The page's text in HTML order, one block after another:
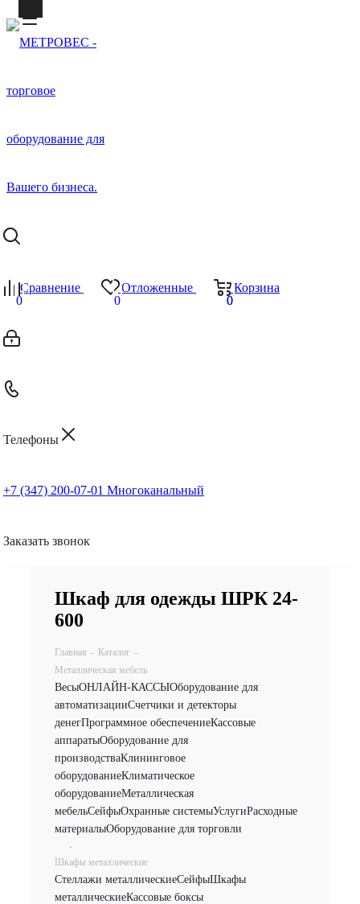
Сравнение
0
Отложенные
0
Корзина
0
0
Телефоны
+7 (347) 200-07-01 Многоканальный
Заказать звонок
Шкаф для одежды ШРК 24-
600
Главная - Каталог -
Металлическая мебель
ВесыОНЛАЙН-КАССЫОборудование для
автоматизацииСчетчики и детекторы
денегПрограммное обеспечениеКассовые
аппаратыОборудование для
производстваКлининговое
оборудованиеКлиматическое
оборудованиеМеталлическая
мебельСейфыОхранные системыУслугиРасходные
материалыОборудование для торговли
-
Шкафы металлические
Стеллажи металлическиеСейфыШкафы
металлическиеКассовые боксы